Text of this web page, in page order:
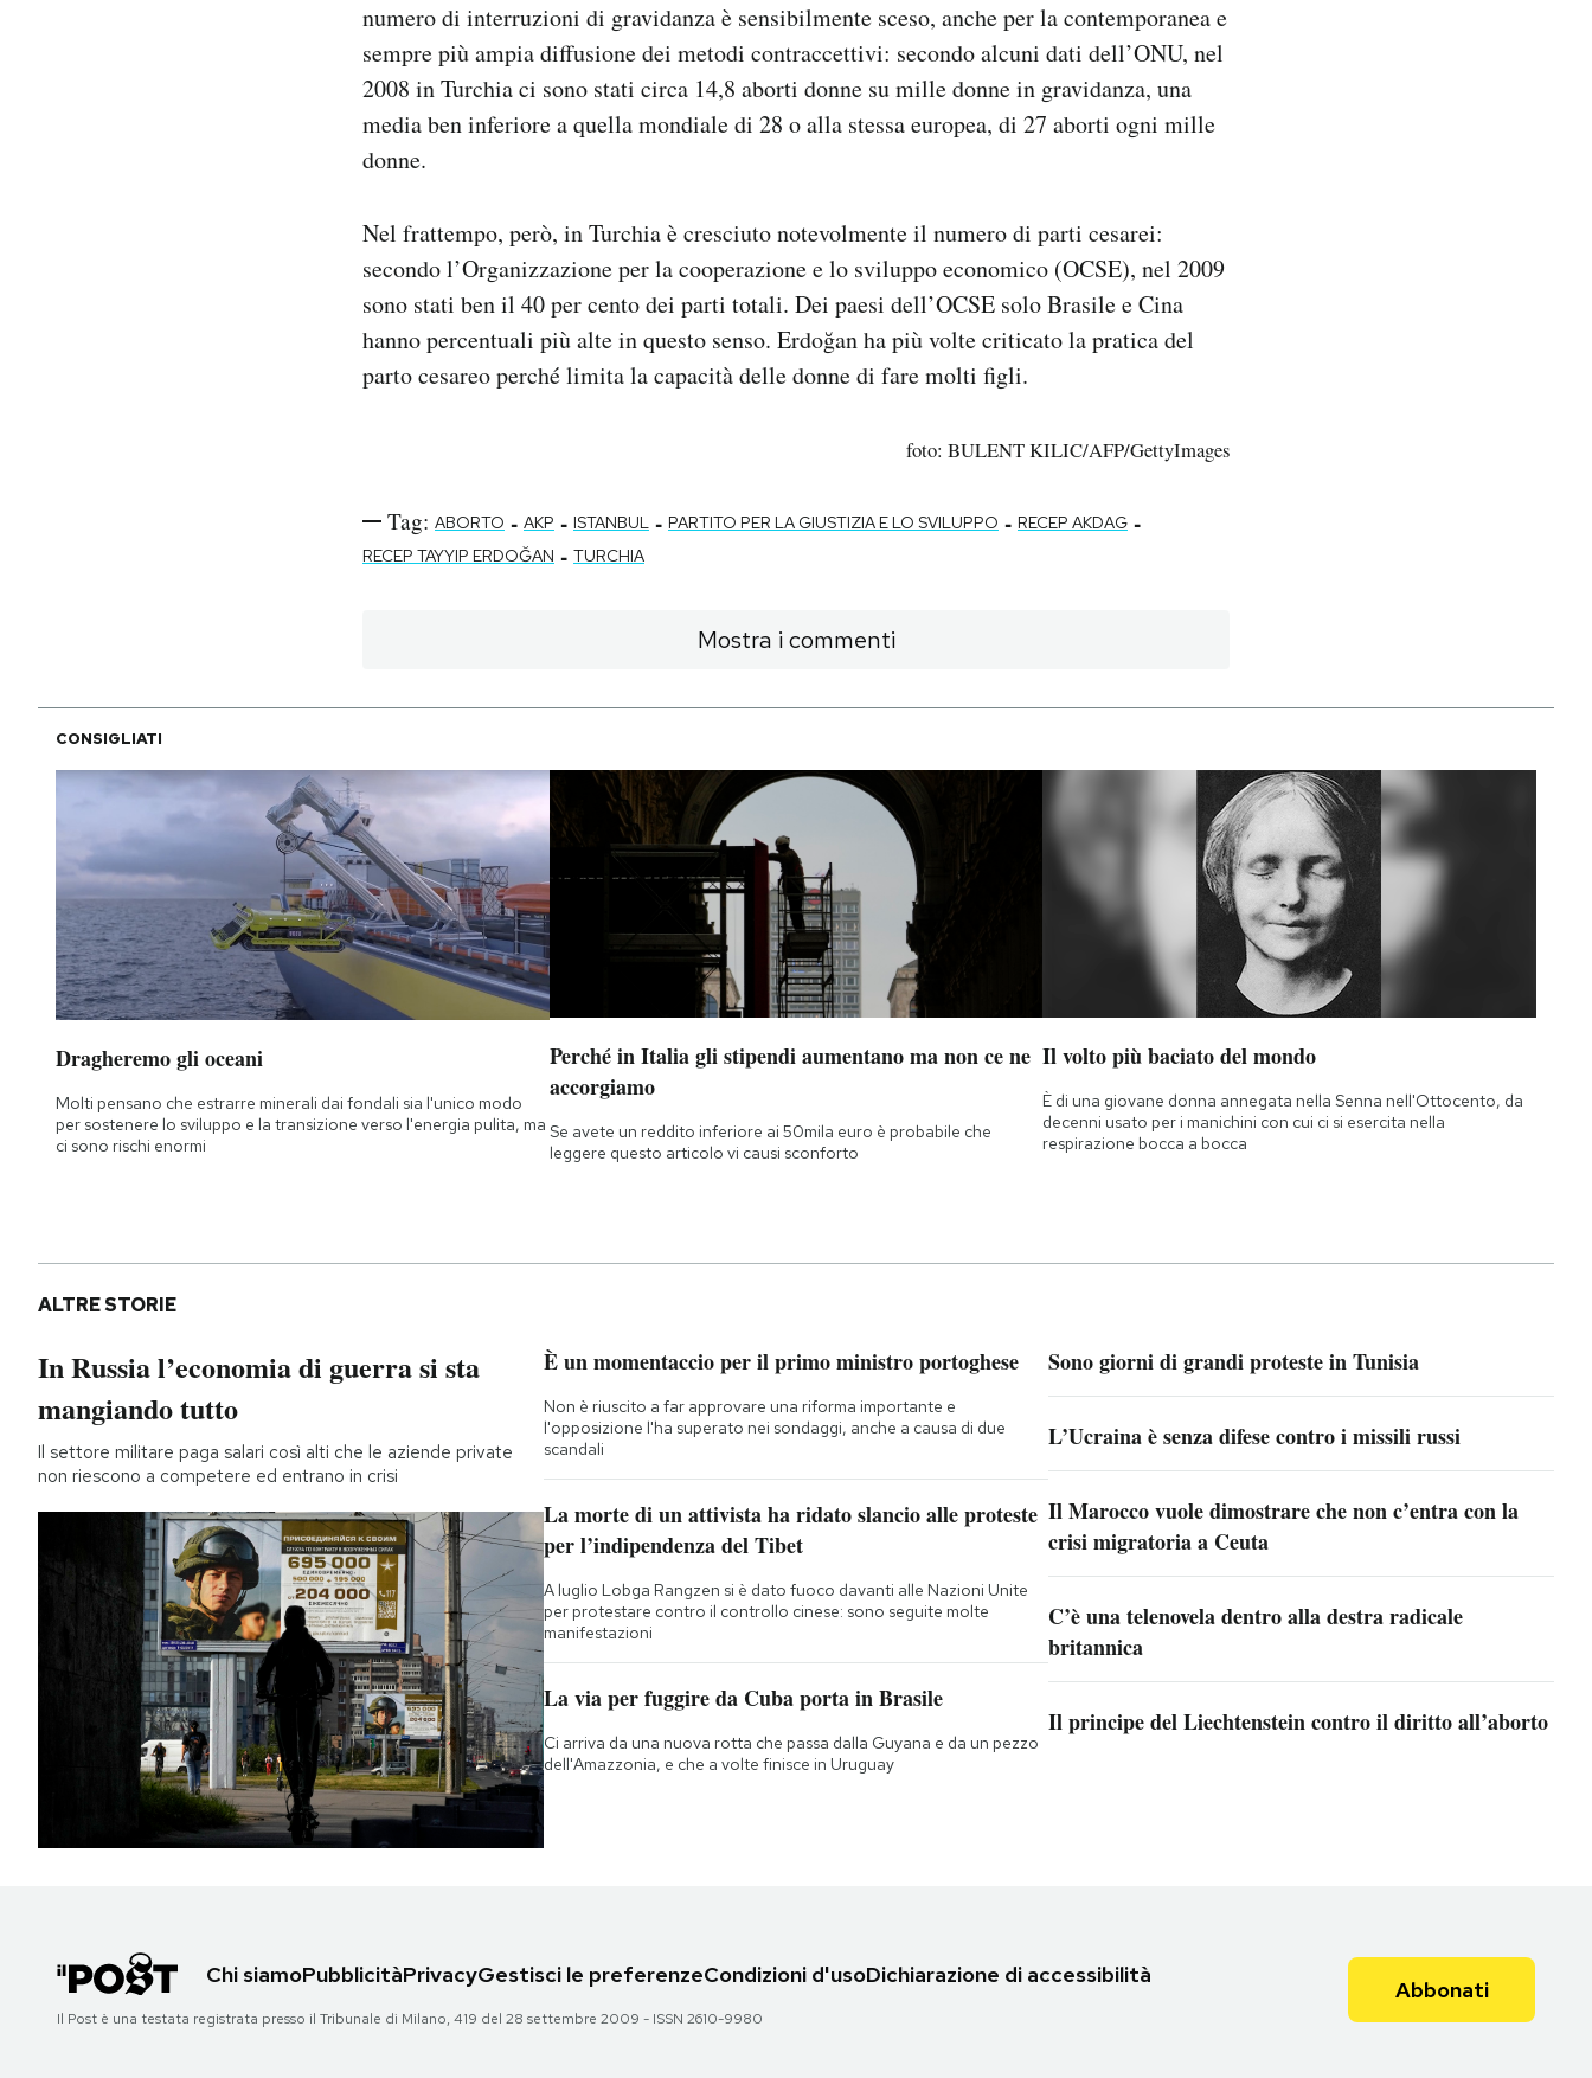
numero di interruzioni di gravidanza è sensibilmente sceso, anche per la contemporanea e
sempre più ampia diffusione dei metodi contraccettivi: secondo alcuni dati dell’ONU, nel
2008 in Turchia ci sono stati circa 14,8 aborti donne su mille donne in gravidanza, una
media ben inferiore a quella mondiale di 28 o alla stessa europea, di 27 aborti ogni mille
donne.
Nel frattempo, però, in Turchia è cresciuto notevolmente il numero di parti cesarei:
secondo l’Organizzazione per la cooperazione e lo sviluppo economico (OCSE), nel 2009
sono stati ben il 40 per cento dei parti totali. Dei paesi dell’OCSE solo Brasile e Cina
hanno percentuali più alte in questo senso. Erdoğan ha più volte criticato la pratica del
parto cesareo perché limita la capacità delle donne di fare molti figli.
foto: BULENT KILIC/AFP/GettyImages
Tag: ABORTO - AKP - ISTANBUL - PARTITO PER LA GIUSTIZIA E LO SVILUPPO - RECEP AKDAG -
RECEP TAYYIP ERDOĞAN - TURCHIA
Mostra i commenti
CONSIGLIATI
Dragheremo gli oceani
Molti pensano che estrarre minerali dai fondali sia l'unico modo
per sostenere lo sviluppo e la transizione verso l'energia pulita, ma
ci sono rischi enormi
Perché in Italia gli stipendi aumentano ma non ce ne
accorgiamo
Se avete un reddito inferiore ai 50mila euro è probabile che
leggere questo articolo vi causi sconforto
Il volto più baciato del mondo
È di una giovane donna annegata nella Senna nell'Ottocento, da
decenni usato per i manichini con cui ci si esercita nella
respirazione bocca a bocca
ALTRE STORIE
In Russia l’economia di guerra si sta
mangiando tutto
Il settore militare paga salari così alti che le aziende private
non riescono a competere ed entrano in crisi
È un momentaccio per il primo ministro portoghese
Non è riuscito a far approvare una riforma importante e
l'opposizione l'ha superato nei sondaggi, anche a causa di due
scandali
La morte di un attivista ha ridato slancio alle proteste
per l’indipendenza del Tibet
A luglio Lobga Rangzen si è dato fuoco davanti alle Nazioni Unite
per protestare contro il controllo cinese: sono seguite molte
manifestazioni
La via per fuggire da Cuba porta in Brasile
Ci arriva da una nuova rotta che passa dalla Guyana e da un pezzo
dell'Amazzonia, e che a volte finisce in Uruguay
Sono giorni di grandi proteste in Tunisia
L’Ucraina è senza difese contro i missili russi
Il Marocco vuole dimostrare che non c’entra con la
crisi migratoria a Ceuta
C’è una telenovela dentro alla destra radicale
britannica
Il principe del Liechtenstein contro il diritto all’aborto
Chi siamoPubblicitàPrivacyGestisci le preferenzeCondizioni d'usoDichiarazione di accessibilità
Il Post è una testata registrata presso il Tribunale di Milano, 419 del 28 settembre 2009 - ISSN 2610-9980
Abbonati